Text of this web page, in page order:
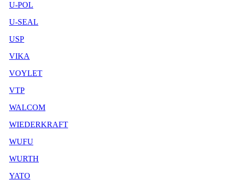
U-POL
U-SEAL
USP
VIKA
VOYLET
VTP
WALCOM
WIEDERKRAFT
WUFU
WURTH
YATO